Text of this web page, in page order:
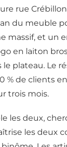
rue
du meuble
massif, et un
en laiton
plateau. Le
% de clients
trois mois.
les deux,
les deux